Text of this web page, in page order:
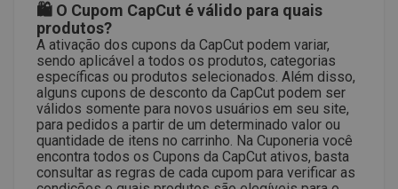
🛍 O Cupom CapCut é válido para quais
produtos?
A ativação dos cupons da CapCut podem variar,
sendo aplicável a todos os produtos, categorias
específicas ou produtos selecionados. Além disso,
alguns cupons de desconto da CapCut podem ser
válidos somente para novos usuários em seu site,
para pedidos a partir de um determinado valor ou
quantidade de itens no carrinho. Na Cuponeria você
encontra todos os Cupons da CapCut ativos, basta
consultar as regras de cada cupom para verificar as